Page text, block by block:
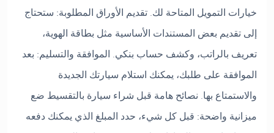
خيارات التمويل المتاحة لك. تقديم الأوراق المطلوبة: ستحتاج
إلى تقديم بعض المستندات الأساسية مثل بطاقة الهوية،
تعريف بالراتب، وكشف حساب بنكي. الموافقة والتسليم: بعد
الموافقة على طلبك، يمكنك استلام سيارتك الجديدة
والاستمتاع بها. نصائح هامة قبل شراء سيارة بالتقسيط ضع
ميزانية واضحة: قبل كل شيء، حدد المبلغ الذي يمكنك دفعه